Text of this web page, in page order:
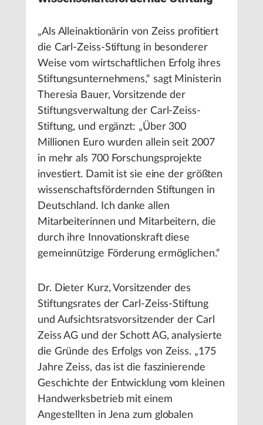
„Als Alleinaktionärin von Zeiss profitiert
die Carl-Zeiss-Stiftung in besonderer
Weise vom wirtschaftlichen Erfolg ihres
Stiftungsunternehmens,“ sagt Ministerin
Theresia Bauer, Vorsitzende der
Stiftungsverwaltung der Carl-Zeiss-
Stiftung, und ergänzt: „Über 300
Millionen Euro wurden allein seit 2007
in mehr als 700 Forschungsprojekte
investiert. Damit ist sie eine der größten
wissenschaftsfördernden Stiftungen in
Deutschland. Ich danke allen
Mitarbeiterinnen und Mitarbeitern, die
durch ihre Innovationskraft diese
gemeinnützige Förderung ermöglichen.“
Dr. Dieter Kurz, Vorsitzender des
Stiftungsrates der Carl-Zeiss-Stiftung
und Aufsichtsratsvorsitzender der Carl
Zeiss AG und der Schott AG, analysierte
die Gründe des Erfolgs von Zeiss. „175
Jahre Zeiss, das ist die faszinierende
Geschichte der Entwicklung vom kleinen
Handwerksbetrieb mit einem
Angestellten in Jena zum globalen